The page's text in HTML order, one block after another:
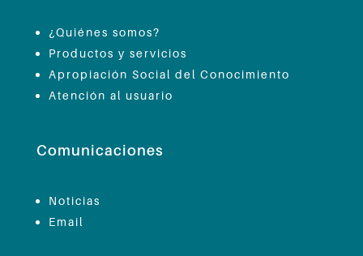
¿Quiénes somos?
Productos y servicios
Apropiación Social del Conocimiento
Atención al usuario
Comunicaciones
Noticias
Email